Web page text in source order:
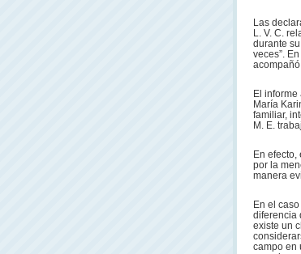
Las
L. V. C.
durante
veces”.
El
María
familiar,
M. E.
En efecto,
por la
manera
En el
diferencia
existe un
campo en